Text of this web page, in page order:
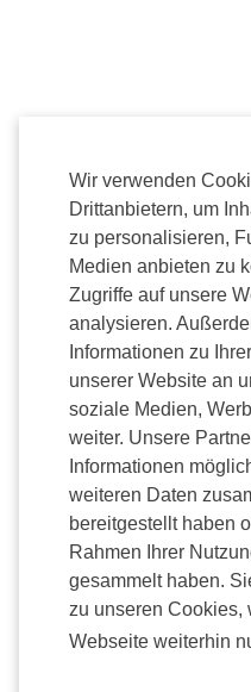
Wir verwenden
Drittanbietern, um
zu personalisieren,
Medien anbieten zu
Zugriffe auf unsere
analysieren.
Informationen zu
unserer Website an
soziale Medien,
weiter. Unsere
Informationen
weiteren Daten
bereitgestellt haben
Rahmen Ihrer
gesammelt haben.
zu unseren Cookies,
Webseite weiterhin